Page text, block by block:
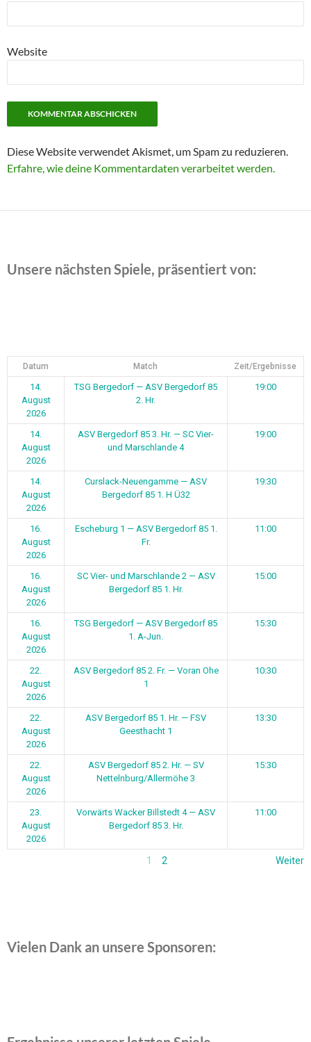
Website
Diese Website verwendet Akismet, um Spam zu reduzieren.
Erfahre, wie deine Kommentardaten verarbeitet werden.
Unsere nächsten Spiele, präsentiert von:
Datum Match Zeit/Ergebnisse
14.
August
2026
TSG Bergedorf — ASV Bergedorf 85
2. Hr.
19:00
14.
August
2026
ASV Bergedorf 85 3. Hr. — SC Vier-
und Marschlande 4
19:00
14.
August
2026
Curslack-Neuengamme — ASV
Bergedorf 85 1. H Ü32
19:30
16.
August
2026
Escheburg 1 — ASV Bergedorf 85 1.
Fr.
11:00
16.
August
2026
SC Vier- und Marschlande 2 — ASV
Bergedorf 85 1. Hr.
15:00
16.
August
2026
TSG Bergedorf — ASV Bergedorf 85
1. A-Jun.
15:30
22.
August
2026
ASV Bergedorf 85 2. Fr. — Voran Ohe
1
10:30
22.
August
2026
ASV Bergedorf 85 1. Hr. — FSV
Geesthacht 1
13:30
22.
August
2026
ASV Bergedorf 85 2. Hr. — SV
Nettelnburg/Allermöhe 3
15:30
23.
August
2026
Vorwärts Wacker Billstedt 4 — ASV
Bergedorf 85 3. Hr.
11:00
1 2 Weiter
Vielen Dank an unsere Sponsoren: